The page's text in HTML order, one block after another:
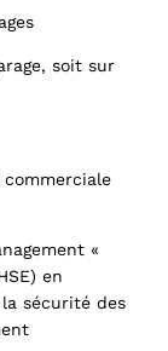
soit sur
«
en
sécurité des